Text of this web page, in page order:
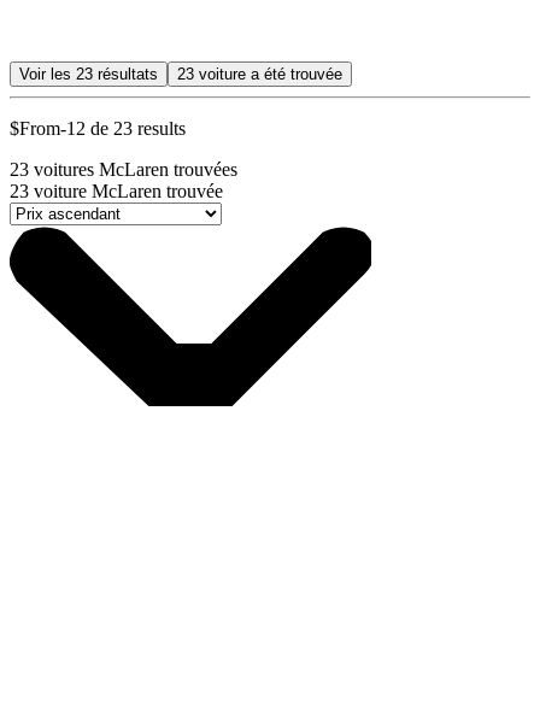
Voir les 23 résultats 23 voiture a été trouvée
$From-12 de 23 results
23 voitures McLaren trouvées
23 voiture McLaren trouvée